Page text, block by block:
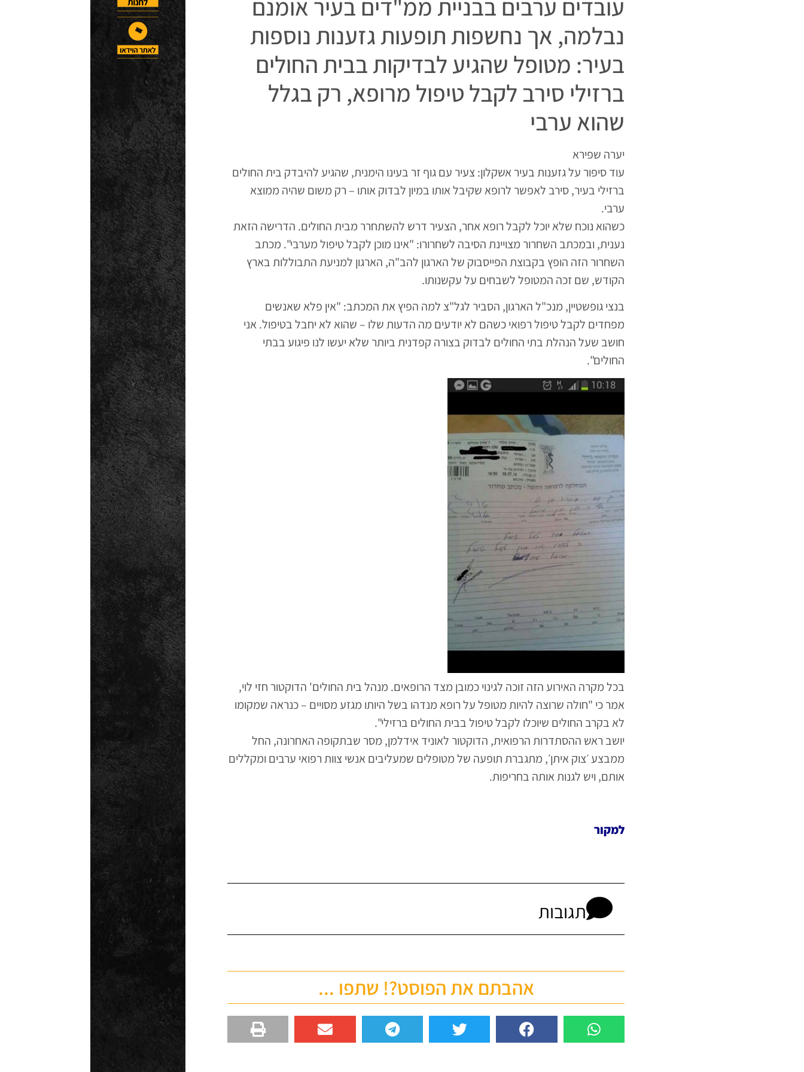
עובדים ערבים בבניית ממ"דים בעיר אומנם
נבלמה, אך נחשפות תופעות גזענות נוספות
בעיר: מטופל שהגיע לבדיקות בבית החולים
ברזילי סירב לקבל טיפול מרופא, רק בגלל
שהוא ערבי
יערה שפירא
עוד סיפור על גזענות בעיר אשקלון: צעיר עם גוף זר בעינו הימנית, שהגיע להיבדק בית החולים
ברזילי בעיר, סירב לאפשר לרופא שקיבל אותו במיון לבדוק אותו – רק משום שהיה ממוצא
ערבי.
כשהוא נוכח שלא יוכל לקבל רופא אחר, הצעיר דרש להשתחרר מבית החולים. הדרישה הזאת
נענית, ובמכתב השחרור מצויינת הסיבה לשחרורו: "אינו מוכן לקבל טיפול מערבי". מכתב
השחרור הזה הופץ בקבוצת הפייסבוק של הארגון להב"ה, הארגון למניעת התבוללות בארץ
הקודש, שם זכה המטופל לשבחים על עקשנותו.
בנצי גופשטיין, מנכ"ל הארגון, הסביר לגל"צ למה הפיץ את המכתב: "אין פלא שאנשים
מפחדים לקבל טיפול רפואי כשהם לא יודעים מה הדעות שלו – שהוא לא יחבל בטיפול. אני
חושב שעל הנהלת בתי החולים לבדוק בצורה קפדנית ביותר שלא יעשו לנו פיגוע בבתי
החולים".
בכל מקרה האירוע הזה זוכה לגינוי כמובן מצד הרופאים. מנהל בית החולים' הדוקטור חזי לוי,
אמר כי "חולה שרוצה להיות מטופל על רופא מנדהו בשל היותו מגזע מסויים – כנראה שמקומו
לא בקרב החולים שיוכלו לקבל טיפול בבית החולים ברזילי".
יושב ראש ההסתדרות הרפואית, הדוקטור לאוניד אידלמן, מסר שבתקופה האחרונה, החל
ממבצע ׳צוק איתן׳, מתגברת תופעה של מטופלים שמעליבים אנשי צוות רפואי ערבים ומקללים
אותם, ויש לגנות אותה בחריפות.
למקור
תגובות
אהבתם את הפוסט?! שתפו ...